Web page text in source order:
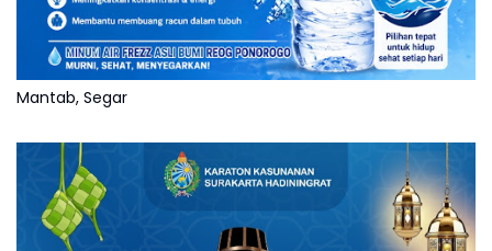
Mantab, Segar